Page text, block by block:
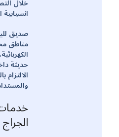
خلال
صديق
مناطق
حديثة
الالتزام